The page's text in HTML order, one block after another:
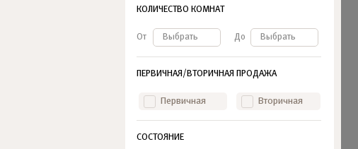
КОЛИЧЕСТВО КОМНАТ
От Выбрать До Выбрать
ПЕРВИЧНАЯ/ВТОРИЧНАЯ ПРОДАЖА
Первичная Вторичная
СОСТОЯНИЕ